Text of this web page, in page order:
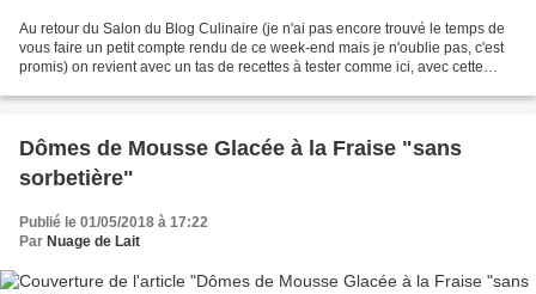
Au retour du Salon du Blog Culinaire (je n'ai pas encore trouvé le temps de
vous faire un petit compte rendu de ce week-end mais je n'oublie pas, c'est
promis) on revient avec un tas de recettes à tester comme ici, avec cette
Dômes de Mousse Glacée à la Fraise "sans
sorbetière"
Publié le 01/05/2018 à 17:22
Par Nuage de Lait